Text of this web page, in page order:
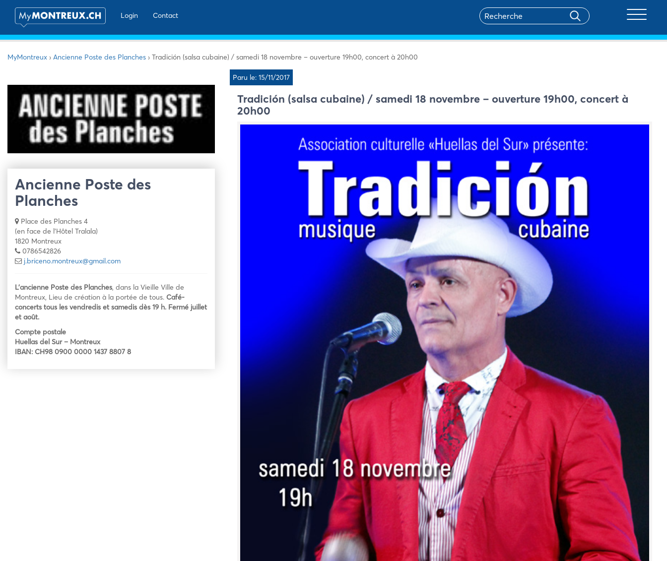
Login
Contact
MyMontreux › Ancienne Poste des Planches › Tradición (salsa cubaine) / samedi 18 novembre – ouverture 19h00, concert à 20h00
Ancienne Poste des
Planches
Place des Planches 4
(en face de l'Hôtel Tralala)
1820 Montreux
0786542826
j.briceno.montreux@gmail.com
L’ancienne Poste des Planches, dans la Vieille Ville de
Montreux, Lieu de création à la portée de tous. Café-
concerts tous les vendredis et samedis dès 19 h. Fermé juillet
et août.
Compte postale
Huellas del Sur – Montreux
IBAN: CH98 0900 0000 1437 8807 8
Paru le: 15/11/2017
Tradición (salsa cubaine) / samedi 18 novembre – ouverture 19h00, concert à
20h00